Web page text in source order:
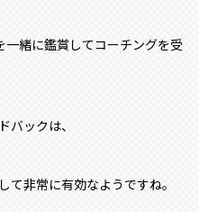
緒に鑑賞してコーチングを受
バックは、
非常に有効なようですね。